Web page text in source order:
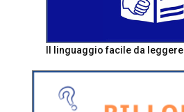
Il linguaggio facile da leggere